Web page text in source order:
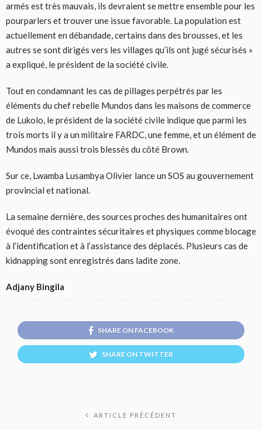
armés est très mauvais, ils devraient se mettre ensemble pour les
pourparlers et trouver une issue favorable. La population est
actuellement en débandade, certains dans des brousses, et les
autres se sont dirigés vers les villages qu’ils ont jugé sécurisés »
a expliqué, le président de la société civile.
Tout en condamnant les cas de pillages perpétrés par les
éléments du chef rebelle Mundos dans les maisons de commerce
de Lukolo, le président de la société civile indique que parmi les
trois morts il y a un militaire FARDC, une femme, et un élément de
Mundos mais aussi trois blessés du côté Brown.
Sur ce, Lwamba Lusambya Olivier lance un SOS au gouvernement
provincial et national.
La semaine dernière, des sources proches des humanitaires ont
évoqué des contraintes sécuritaires et physiques comme blocage
à l’identification et à l’assistance des déplacés. Plusieurs cas de
kidnapping sont enregistrés dans ladite zone.
Adjany Bingila
SHARE ON FACEBOOK
SHARE ON TWITTER
ARTICLE PRÉCÉDENT